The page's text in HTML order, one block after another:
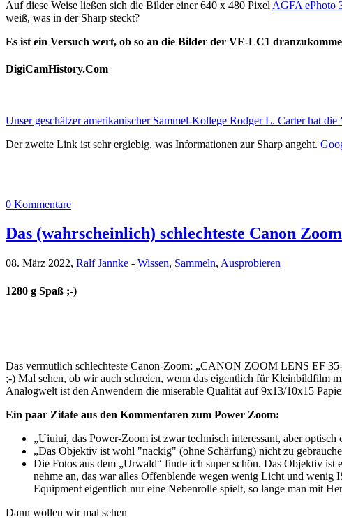
Auf diese Weise ließen sich die Bilder einer 640 x 480 Pixel AGFA ePhoto
weiß, was in der Sharp steckt?
Es ist ein Versuch wert, ob so an die Bilder der VE-LC1
DigiCamHistory.Com
Unser geschätzer amerikanischer Sammel-Kollege Rodger L. Carter hat
Der zweite Link ist sehr ergiebig, was Informationen zur Sharp angeht.
0 Kommentare
Das (wahrscheinlich) schlechteste Canon
08. März 2022, Ralf Jannke - Wissen, Sammeln, Ausprobieren
1280 g Spaß ;-)
Das vermutlich schlechteste Canon-Zoom: „CANON ZOOM LENS EF
;-) Mal sehen, ob wir auch schreien, wenn das eigentlich für Kleinbildfilm
Analogwelt ist den Anwendern die miserable Qualität auf 9x13/10x15
Ein paar Zitate aus den Kommentaren zum Power Zoom:
„Uiuiui, das Power-Zoom ist zwar technisch interessant, aber
„Das Objektiv ist wohl "nackig" (ohne Schärfung) nicht zu
Die Fotos aus dem „Urwald“ finde ich super schön. Das Objektiv ist
nehme an, das war alles Offenblende wegen wenig Licht und
Equipment eigentlich nur eine Nebenrolle spielt, so lange man mit
Dann wollen wir mal sehen